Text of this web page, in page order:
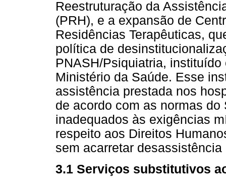
Reestruturação da
(PRH), e a expansão de
Residências Terapêuticas,
política de
PNASH/Psiquiatria,
Ministério da Saúde. Esse
assistência prestada nos
de acordo com as normas
inadequados às exigências
respeito aos Direitos
sem acarretar
3.1 Serviços substitutivos